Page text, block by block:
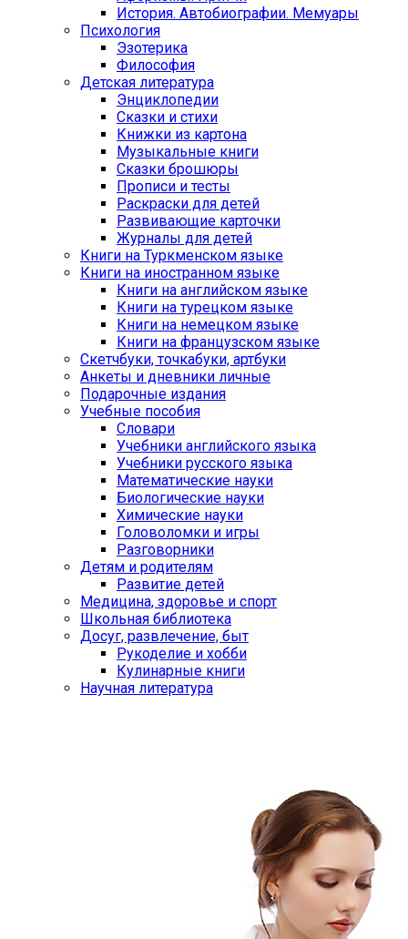
История. Автобиографии. Мемуары
Психология
Эзотерика
Философия
Детская литература
Энциклопедии
Сказки и стихи
Книжки из картона
Музыкальные книги
Сказки брошюры
Прописи и тесты
Раскраски для детей
Развивающие карточки
Журналы для детей
Книги на Туркменском языке
Книги на иностранном языке
Книги на английском языке
Книги на турецком языке
Книги на немецком языке
Книги на французском языке
Cкетчбуки, точкабуки, артбуки
Анкеты и дневники личные
Подарочные издания
Учебные пособия
Словари
Учебники английского языка
Учебники русского языка
Математические науки
Биологические науки
Химические науки
Головоломки и игры
Разговорники
Детям и родителям
Развитие детей
Медицина, здоровье и спорт
Школьная библиотека
Досуг, развлечение, быт
Рукоделие и хобби
Кулинарные книги
Научная литература